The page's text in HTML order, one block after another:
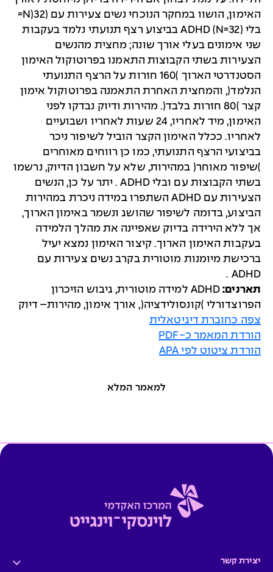
האימון, הושוו במחקר הנוכחי נשים צעירות עם (32(N=
בלי (N=32) ADHD בביצוע רצף תנועתי נלמד בעקבות
שני אימונים בעלי אורך שונה; מחצית מהנשים
הצעירות בשתי הקבוצות התאמנו בפרוטוקול האימון
הסטנדרטי הארוך )160 חזרות על הרצף התנועתי
הנלמד(, והמחצית האחרת התאמנה בפרוטוקול אימון
קצר )80 חזרות בלבד(. מהירות ודיוק נבדקו לפני
האימון, מיד לאחריו, 24 שעות לאחריו ושבועיים
לאחריו. ככלל האימון הקצר הוביל לשיפור ניכר
בביצועי הרצף התנועתי, כמו כן רווחים מאוחרים
)שיפור מאוחר( במהירות, שלא על חשבון הדיוק, נרשמו
בשתי הקבוצות עם ובלי ADHD . יתר על כן, הנשים
הצעירות עם ADHD השתפרו במידה ניכרת במהירות
הביצוע, בדומה לשיפור שהושג ונשמר באימון הארוך,
אך ללא הירידה בדיוק שאפיינה את מהלך הלמידה
בעקבות האימון הארוך. קיצור האימון נמצא יעיל
ברכישת מיומנות מוטורית בקרב נשים צעירות עם
ADHD .
תארנים:
ADHD למידה מוטורית, גיבוש הזיכרון
הפרוצדורלי )קונסולידציה(, אורך אימון, מהירות– דיוק
צפה כחוברת דיגיטאלית
הורדת המאמר כ-PDF
הורדת ציטוט לפי APA
למאמר המלא
יצירת קשר